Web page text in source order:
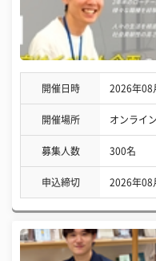
開催日時 2026年08
開催場所 オンライ
募集人数 300名
申込締切 2026年08